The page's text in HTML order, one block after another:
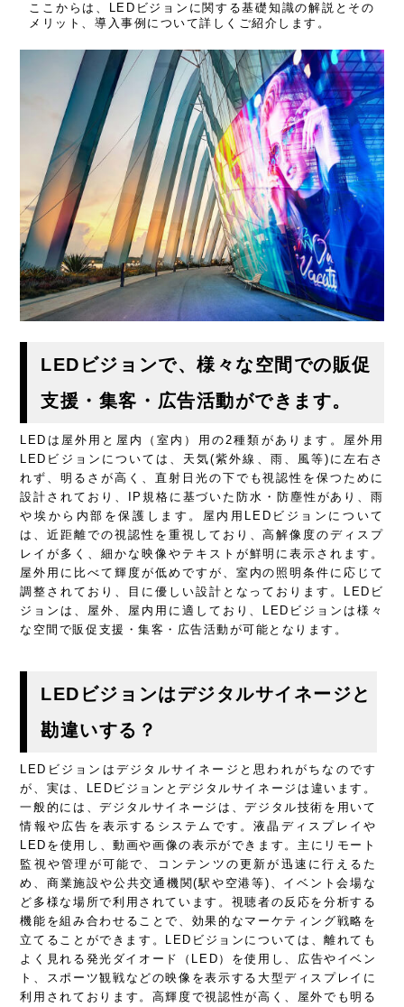
ここからは、LEDビジョンに関する基礎知識の解説とその
メリット、導入事例について詳しくご紹介します。
LEDビジョンで、様々な空間での販促
支援・集客・広告活動ができます。
LEDは屋外用と屋内（室内）用の2種類があります。屋外用
LEDビジョンについては、天気(紫外線、雨、風等)に左右さ
れず、明るさが高く、直射日光の下でも視認性を保つために
設計されており、IP規格に基づいた防水・防塵性があり、雨
や埃から内部を保護します。屋内用LEDビジョンについて
は、近距離での視認性を重視しており、高解像度のディスプ
レイが多く、細かな映像やテキストが鮮明に表示されます。
屋外用に比べて輝度が低めですが、室内の照明条件に応じて
調整されており、目に優しい設計となっております。LEDビ
ジョンは、屋外、屋内用に適しており、LEDビジョンは様々
な空間で販促支援・集客・広告活動が可能となります。
LEDビジョンはデジタルサイネージと
勘違いする？
LEDビジョンはデジタルサイネージと思われがちなのです
が、実は、LEDビジョンとデジタルサイネージは違います。
一般的には、デジタルサイネージは、デジタル技術を用いて
情報や広告を表示するシステムです。液晶ディスプレイや
LEDを使用し、動画や画像の表示ができます。主にリモート
監視や管理が可能で、コンテンツの更新が迅速に行えるた
め、商業施設や公共交通機関(駅や空港等)、イベント会場な
ど多様な場所で利用されています。視聴者の反応を分析する
機能を組み合わせることで、効果的なマーケティング戦略を
立てることができます。LEDビジョンについては、離れても
よく見れる発光ダイオード（LED）を使用し、広告やイベン
ト、スポーツ観戦などの映像を表示する大型ディスプレイに
利用されております。高輝度で視認性が高く、屋外でも明る